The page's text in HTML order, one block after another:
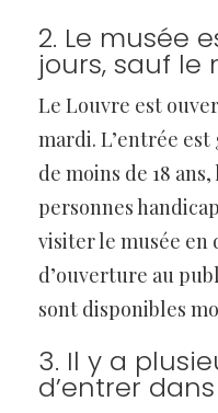
2. Le musée
jours, sauf le
Le Louvre est
mardi. L’entrée
de moins de 18
personnes
visiter le musée en
d’ouverture au
sont disponibles
3. Il y a
d’entrer